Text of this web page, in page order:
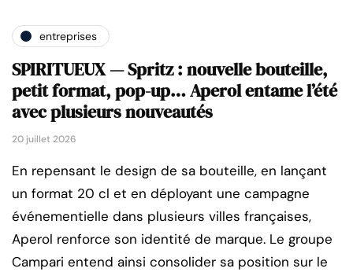
entreprises
SPIRITUEUX — Spritz : nouvelle bouteille,
petit format, pop-up… Aperol entame l’été
avec plusieurs nouveautés
20 juillet 2026
En repensant le design de sa bouteille, en lançant
un format 20 cl et en déployant une campagne
événementielle dans plusieurs villes françaises,
Aperol renforce son identité de marque. Le groupe
Campari entend ainsi consolider sa position sur le